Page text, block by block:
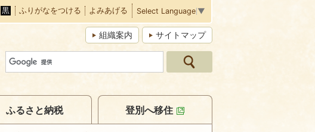
黒 ふりがなをつける よみあげる Select Language ▼
組織案内 サイトマップ
ふるさと納税 登別へ移住